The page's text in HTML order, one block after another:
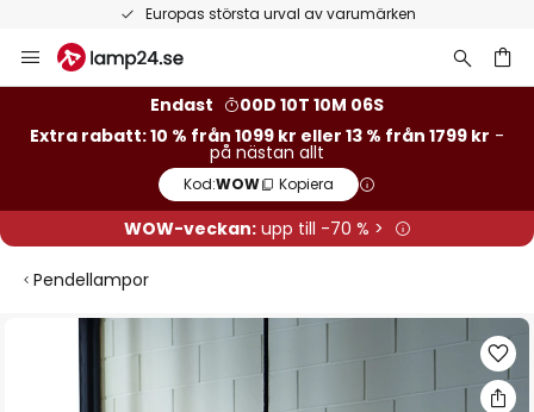
Europas största urval av varumärken
Hoppa
till
Endast
00D 10T 10M 05S
Extra rabatt: 10 % från 1099 kr eller 13 % från 1799 kr -
på nästan allt
Kod:WOW Kopiera
WOW-veckan:upp till -70 % >
Pendellampor